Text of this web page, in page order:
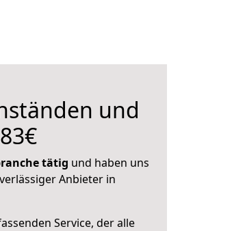
und
tätig und haben uns
Anbieter in
Service, der alle